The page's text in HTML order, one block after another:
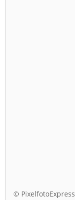
© PixelfotoExpress